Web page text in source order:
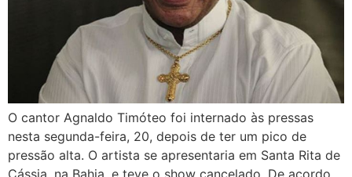
O cantor Agnaldo Timóteo foi internado às pressas
nesta segunda-feira, 20, depois de ter um pico de
pressão alta. O artista se apresentaria em Santa Rita de
Cássia, na Bahia, e teve o show cancelado. De acordo